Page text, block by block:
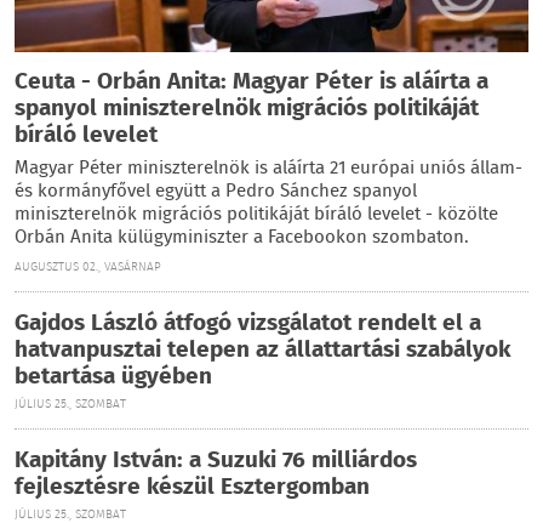
Ceuta - Orbán Anita: Magyar Péter is aláírta a
spanyol miniszterelnök migrációs politikáját
bíráló levelet
Magyar Péter miniszterelnök is aláírta 21 európai uniós állam-
és kormányfővel együtt a Pedro Sánchez spanyol
miniszterelnök migrációs politikáját bíráló levelet - közölte
Orbán Anita külügyminiszter a Facebookon szombaton.
AUGUSZTUS 02., VASÁRNAP
Gajdos László átfogó vizsgálatot rendelt el a
hatvanpusztai telepen az állattartási szabályok
betartása ügyében
JÚLIUS 25., SZOMBAT
Kapitány István: a Suzuki 76 milliárdos
fejlesztésre készül Esztergomban
JÚLIUS 25., SZOMBAT